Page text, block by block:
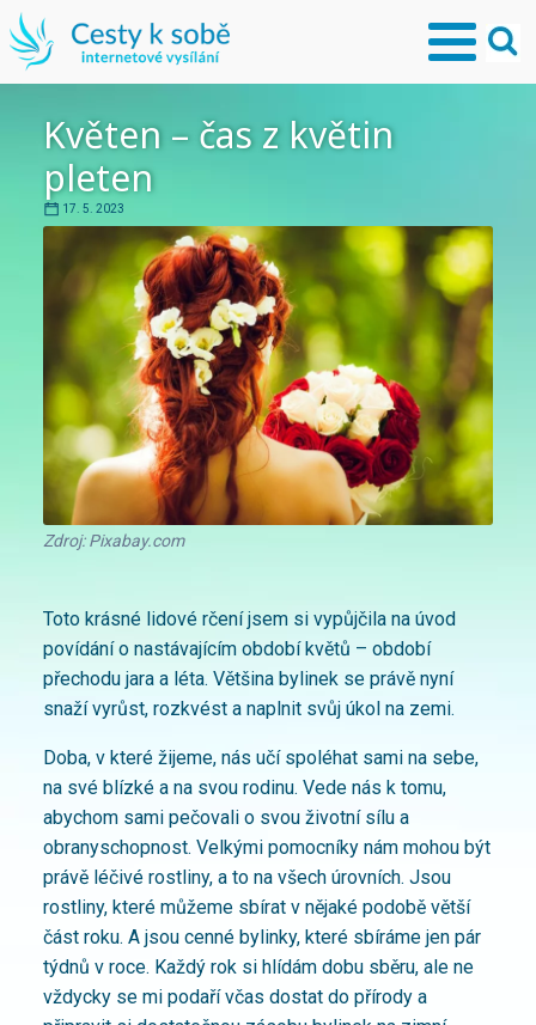
Květen – čas z květin
pleten
17. 5. 2023
Zdroj: Pixabay.com
Toto krásné lidové rčení jsem si vypůjčila na úvod
povídání o nastávajícím období květů – období
přechodu jara a léta. Většina bylinek se právě nyní
snaží vyrůst, rozkvést a naplnit svůj úkol na zemi.
Doba, v které žijeme, nás učí spoléhat sami na sebe,
na své blízké a na svou rodinu. Vede nás k tomu,
abychom sami pečovali o svou životní sílu a
obranyschopnost. Velkými pomocníky nám mohou být
právě léčivé rostliny, a to na všech úrovních. Jsou
rostliny, které můžeme sbírat v nějaké podobě větší
část roku. A jsou cenné bylinky, které sbíráme jen pár
týdnů v roce. Každý rok si hlídám dobu sběru, ale ne
vždycky se mi podaří včas dostat do přírody a